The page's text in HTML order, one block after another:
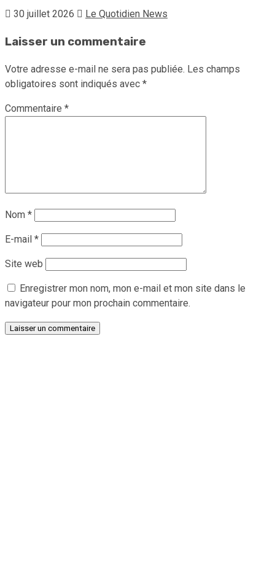
30 juillet 2026 Le Quotidien News
Laisser un commentaire
Votre adresse e-mail ne sera pas publiée. Les champs
obligatoires sont indiqués avec *
Commentaire *
Nom *
E-mail *
Site web
Enregistrer mon nom, mon e-mail et mon site dans le
navigateur pour mon prochain commentaire.